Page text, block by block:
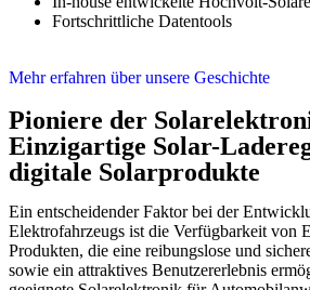
Fortschrittliche Datentools
Mehr erfahren über unsere Geschichte
Pioniere der
Einzigartige Solar-
digitale Solarprodukte
Ein entscheidender Faktor bei der
Elektrofahrzeugs ist die Verfügbarkeit von
Produkten, die eine reibungslose und
sowie ein attraktives Benutzererlebnis